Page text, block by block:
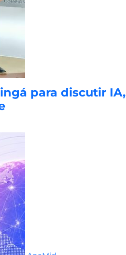
para discutir IA,